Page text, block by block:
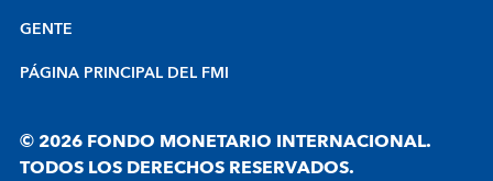
GENTE
PÁGINA PRINCIPAL DEL FMI
© 2026 FONDO MONETARIO INTERNACIONAL.
TODOS LOS DERECHOS RESERVADOS.